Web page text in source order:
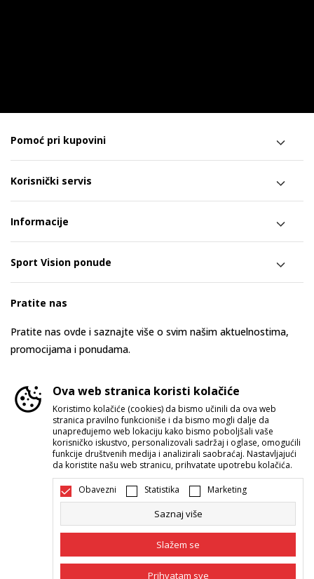
Pomoć pri kupovini
Korisnički servis
Informacije
Sport Vision ponude
Pratite nas
Pratite nas ovde i saznajte više o svim našim aktuelnostima,
promocijama i ponudama.
Srbija Promenite
Ova web stranica koristi kolačiće
Koristimo kolačiće (cookies) da bismo učinili da ova web
stranica pravilno funkcioniše i da bismo mogli dalje da
unapređujemo web lokaciju kako bismo poboljšali vaše
korisničko iskustvo, personalizovali sadržaj i oglase, omogućili
funkcije društvenih medija i analizirali saobraćaj. Nastavljajući
da koristite našu web stranicu, prihvatate upotrebu kolačića.
Obavezni Statistika Marketing
Saznaj više
Slažem se
Prihvatam sve